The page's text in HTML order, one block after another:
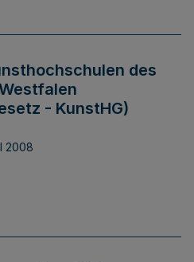
des
- KunstHG)
2008